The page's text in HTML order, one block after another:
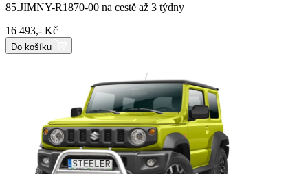
85.JIMNY-R1870-00 na cestě až 3 týdny
16 493,- Kč
Do košíku